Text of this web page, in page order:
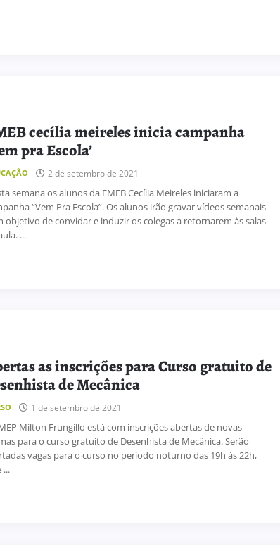
cecília meireles inicia campanha
pra Escola’
2 de setembro de 2021
semana os alunos da EMEB Cecília Meireles iniciaram a
“Vem Pra Escola”. Os alunos irão gravar vídeos semanais
objetivo de convidar e induzir os colegas a retornarem às salas
...
as inscrições para Curso gratuito de
de Mecânica
1 de setembro de 2021
Milton Frungillo está com inscrições abertas de novas
para o curso gratuito de Desenhista de Mecânica. Serão
vagas para o curso no período noturno das 19h às 22h,
...
EDUCAÇÃO 29 de julho de 2026